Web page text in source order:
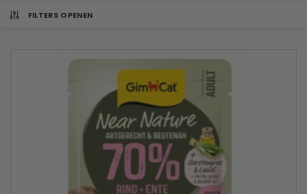
FILTERS OPENEN